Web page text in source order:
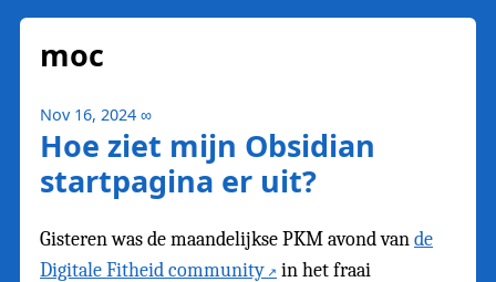
moc
Nov 16, 2024 ∞
Hoe ziet mijn Obsidian
startpagina er uit?
Gisteren was de maandelijkse PKM avond vande
Digitale Fitheid community
in het fraai